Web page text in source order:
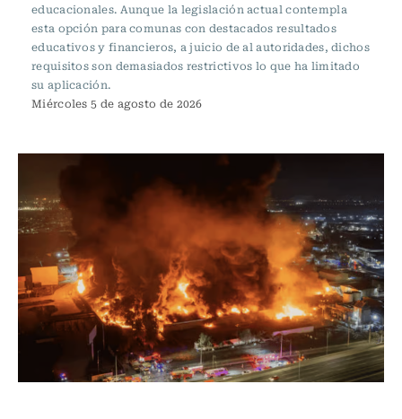
educacionales. Aunque la legislación actual contempla
esta opción para comunas con destacados resultados
educativos y financieros, a juicio de al autoridades, dichos
requisitos son demasiados restrictivos lo que ha limitado
su aplicación.
Miércoles 5 de agosto de 2026